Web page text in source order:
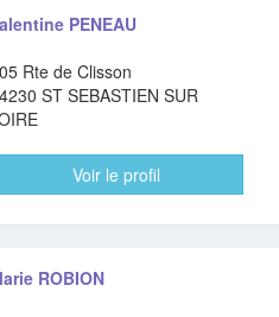
PENEAU
Rte de Clisson
ST SEBASTIEN SUR
Voir le profil
ROBION